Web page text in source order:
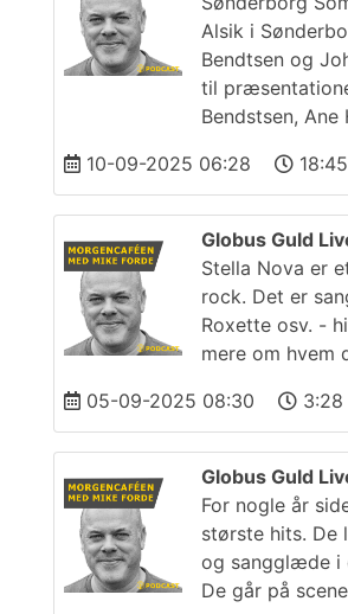
Alsik i
Bendtsen og
til
Bendstsen,
10-09-2025 06:28
18:45
Globus Guld
Stella Nova er
rock. Det er
Roxette osv. -
mere om hvem
05-09-2025 08:30
3:28
Globus Guld
For nogle år
største hits. De
og sangglæde i
De går på